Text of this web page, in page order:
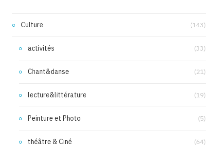
Culture (143)
activités (33)
Chant&danse (21)
lecture&littérature (19)
Peinture et Photo (5)
théâtre & Ciné (64)